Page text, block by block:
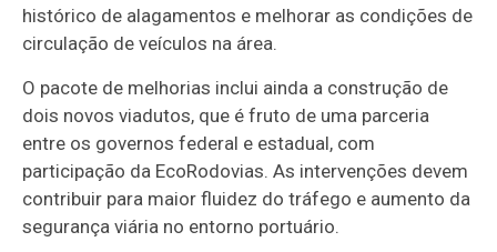
histórico de alagamentos e melhorar as condições de
circulação de veículos na área.
O pacote de melhorias inclui ainda a construção de
dois novos viadutos, que é fruto de uma parceria
entre os governos federal e estadual, com
participação da EcoRodovias. As intervenções devem
contribuir para maior fluidez do tráfego e aumento da
segurança viária no entorno portuário.